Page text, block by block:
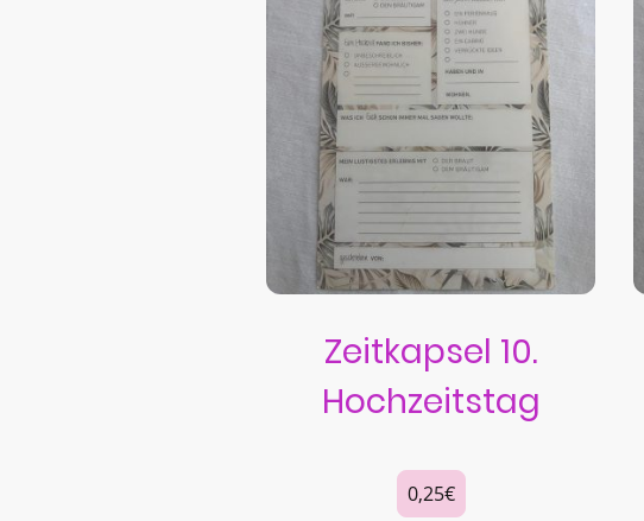
Zeitkapsel 10.
Hochzeitstag
0,25€